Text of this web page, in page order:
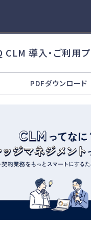
CLM 導入・ご利用
PDFダウンロード